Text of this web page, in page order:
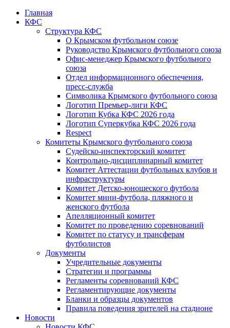
Главная
КФС
Структура КФС
О Крымском футбольном союзе
Руководство Крымского футбольного союза
Офис-менеджер Крымского футбольного
союза
Отдел информационного обеспечения,
пресс-служба
Символика Крымского футбольного союза
Логотип Премьер-лиги КФС
Логотип Кубка КФС 2026 года
Логотип Суперкубка КФС 2026 года
Respect
Комитеты Крымского футбольного союза
Судейско-инспекторский комитет
Контрольно-дисциплинарный комитет
Комитет Аттестации футбольных клубов и
инфраструктуры
Комитет Детско-юношеского футбола
Комитет мини-футбола, пляжного и
женского футбола
Апелляционный комитет
Комитет по проведению соревнований
Комитет по статусу и трансферам
футболистов
Документы
Учредительные документы
Стратегии и программы
Регламенты соревнований КФС
Регламентирующие документы
Бланки и образцы документов
Правила поведения зрителей на стадионе
Новости